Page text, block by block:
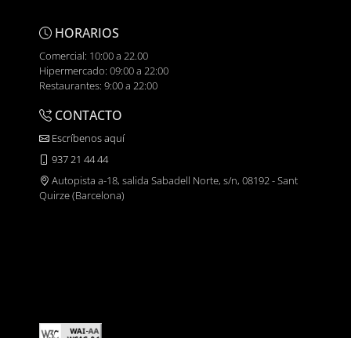
HORARIOS
Comercial: 10:00 a 22.00
Hipermercado: 09:00 a 22:00
Restaurantes: 9:00 a 22:00
CONTACTO
Escríbenos aquí
937 21 44 44
Autopista a-18, salida Sabadell Norte, s/n, 08192 - Sant
Quirze (Barcelona)